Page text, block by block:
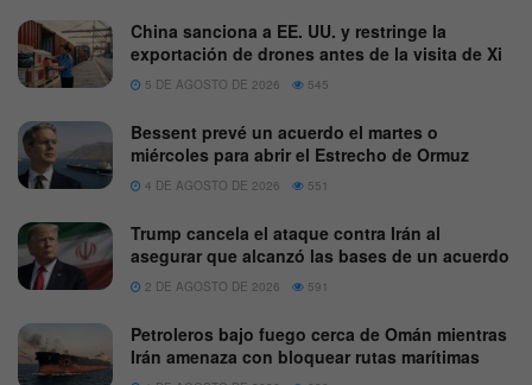
China sanciona a EE. UU. y restringe la
exportación de drones antes de la visita de Xi
5 DE AGOSTO DE 2026 545
Bessent prevé un acuerdo el martes o
miércoles para abrir el Estrecho de Ormuz
4 DE AGOSTO DE 2026 551
Trump cancela el ataque contra Irán al
asegurar que alcanzó las bases de un acuerdo
2 DE AGOSTO DE 2026 591
Petroleros bajo fuego cerca de Omán mientras
Irán amenaza con bloquear rutas marítimas